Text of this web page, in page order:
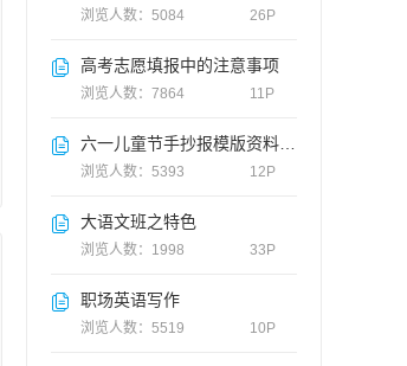
浏览人数：5084 26P
 高考志愿填报中的注意事项
浏览人数：7864 11P

浏览人数：5393 12P
 大语文班之特色
浏览人数：1998 33P
 职场英语写作
浏览人数：5519 10P